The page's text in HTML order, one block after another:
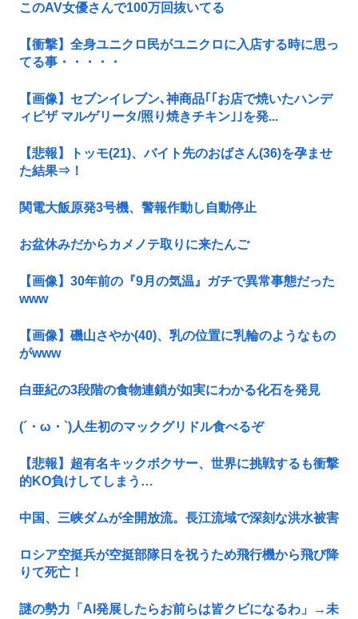
このAV女優さんで100万回抜いてる
【衝撃】全身ユニクロ民がユニクロに入店する時に思っ
てる事・・・・・
【画像】セブンイレブン､神商品｢｢お店で焼いたハンデ
ィピザ マルゲリータ/照り焼きチキン｣｣を発...
【悲報】トッモ(21)、バイト先のおばさん(36)を孕ませ
た結果⇒！
関電大飯原発3号機、警報作動し自動停止
お盆休みだからカメノテ取りに来たんご
【画像】30年前の『9月の気温』ガチで異常事態だった
www
【画像】磯山さやか(40)、乳の位置に乳輪のようなもの
がwww
白亜紀の3段階の食物連鎖が如実にわかる化石を発見
(´・ω・`)人生初のマックグリドル食べるぞ
【悲報】超有名キックボクサー、世界に挑戦するも衝撃
的KO負けしてしまう…
中国、三峡ダムが全開放流。長江流域で深刻な洪水被害
ロシア空挺兵が空挺部隊日を祝うため飛行機から飛び降
りて死亡！
謎の勢力「AI発展したらお前らは皆クビになるわ」→未